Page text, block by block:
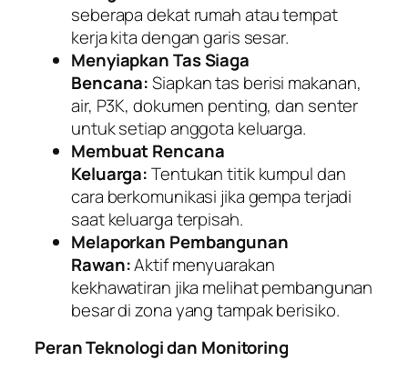
seberapa dekat rumah atau tempat
kerja kita dengan garis sesar.
Menyiapkan Tas Siaga
Bencana:Siapkan tas berisi makanan,
air, P3K, dokumen penting, dan senter
untuk setiap anggota keluarga.
Membuat Rencana
Keluarga:Tentukan titik kumpul dan
cara berkomunikasi jika gempa terjadi
saat keluarga terpisah.
Melaporkan Pembangunan
Rawan:Aktif menyuarakan
kekhawatiran jika melihat pembangunan
besar di zona yang tampak berisiko.
Peran Teknologi dan Monitoring